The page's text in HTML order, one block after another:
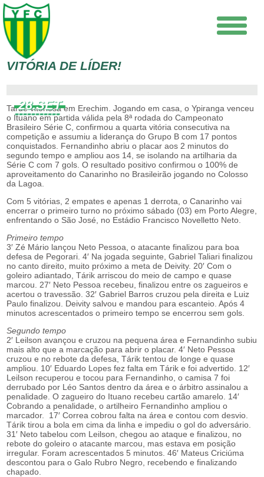
VITÓRIA DE LÍDER!
28.SET
Tarde vitoriosa em Erechim. Jogando em casa, o Ypiranga venceu
o Ituano em partida válida pela 8ª rodada do Campeonato
Brasileiro Série C, confirmou a quarta vitória consecutiva na
competição e assumiu a liderança do Grupo B com 17 pontos
conquistados. Fernandinho abriu o placar aos 2 minutos do
segundo tempo e ampliou aos 14, se isolando na artilharia da
Série C com 7 gols. O resultado positivo confirmou o 100% de
aproveitamento do Canarinho no Brasileirão jogando no Colosso
da Lagoa.
Com 5 vitórias, 2 empates e apenas 1 derrota, o Canarinho vai
encerrar o primeiro turno no próximo sábado (03) em Porto Alegre,
enfrentando o São José, no Estádio Francisco Novelletto Neto.
Primeiro tempo
3′ Zé Mário lançou Neto Pessoa, o atacante finalizou para boa
defesa de Pegorari. 4′ Na jogada seguinte, Gabriel Taliari finalizou
no canto direito, muito próximo a meta de Deivity. 20′ Com o
goleiro adiantado, Tárik arriscou do meio de campo e quase
marcou. 27′ Neto Pessoa recebeu, finalizou entre os zagueiros e
acertou o travessão. 32′ Gabriel Barros cruzou pela direita e Luiz
Paulo finalizou. Deivity salvou e mandou para escanteio. Após 4
minutos acrescentados o primeiro tempo se encerrou sem gols.
Segundo tempo
2′ Leilson avançou e cruzou na pequena área e Fernandinho subiu
mais alto que a marcação para abrir o placar. 4′ Neto Pessoa
cruzou e no rebote da defesa, Tárik tentou de longe e quase
ampliou. 10′ Eduardo Lopes fez falta em Tárik e foi advertido. 12′
Leilson recuperou e tocou para Fernandinho, o camisa 7 foi
derrubado por Léo Santos dentro da área e o árbitro assinalou a
penalidade. O zagueiro do Ituano recebeu cartão amarelo. 14′
Cobrando a penalidade, o artilheiro Fernandinho ampliou o
marcador. 17′ Correa cobrou falta na área e contou com desvio.
Tárik tirou a bola em cima da linha e impediu o gol do adversário.
31′ Neto tabelou com Leilson, chegou ao ataque e finalizou, no
rebote do goleiro o atacante marcou, mas estava em posição
irregular. Foram acrescentados 5 minutos. 46′ Mateus Criciúma
descontou para o Galo Rubro Negro, recebendo e finalizando
chapado.